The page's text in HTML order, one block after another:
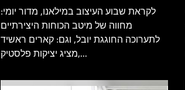
לקראת שבוע העיצוב במילאנו, מדור יומי:
מחווה של מיטב הכוחות היצירתיים
לתערוכה החוגגת יובל, וגם: קארים ראשיד
מציג יציקות פלסטיק,...